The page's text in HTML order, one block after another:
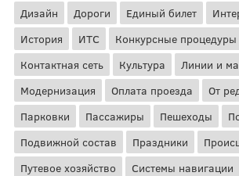
Дизайн
Дороги Единый билет
История
ИТС
Конкурсные процедуры
Контактная сеть
Культура
Линии и
Модернизация
Оплата проезда
От
Парковки
Пассажиры Пешеходы
Подвижной состав
Праздники
Путевое хозяйство
Системы навигации